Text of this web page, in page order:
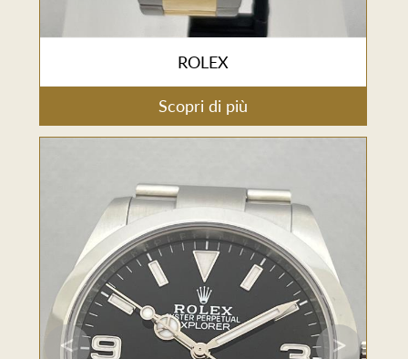
ROLEX
Scopri di più
< >